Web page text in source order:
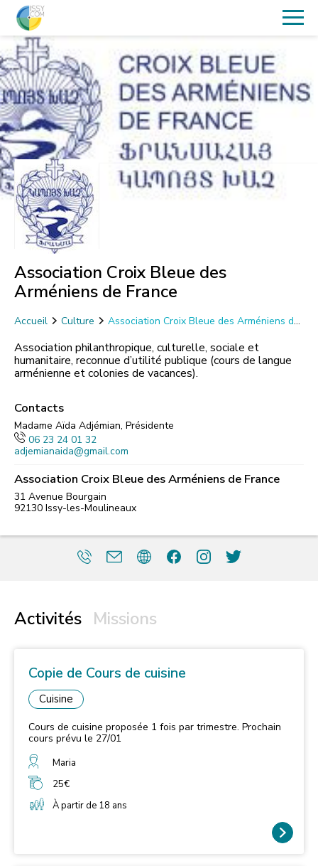
Association Croix Bleue des
Arméniens de France
Accueil Culture
Association Croix Bleue des Arméniens de
Association philanthropique, culturelle, sociale et
humanitaire, reconnue d’utilité publique (cours de langue
arménienne et colonies de vacances).
Contacts
Madame Aïda Adjémian, Présidente
06 23 24 01 32
adjemianaida@gmail.com
Association Croix Bleue des Arméniens de France
31 Avenue Bourgain
92130 Issy-les-Moulineaux
Activités Missions
Copie de Cours de cuisine
Cuisine
Cours de cuisine proposée 1 fois par trimestre. Prochain
cours prévu le 27/01
Maria
25€
À partir de 18 ans